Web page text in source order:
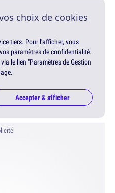
choix de cookies
tiers. Pour l'afficher, vous
paramètres de confidentialité.
le lien "Paramètres de Gestion
Accepter & afficher